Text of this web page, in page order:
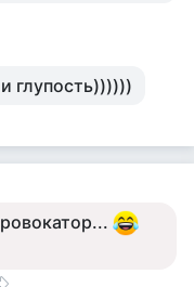
глупость))))))